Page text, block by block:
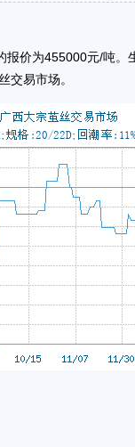
价为455000元/吨
交易市场。